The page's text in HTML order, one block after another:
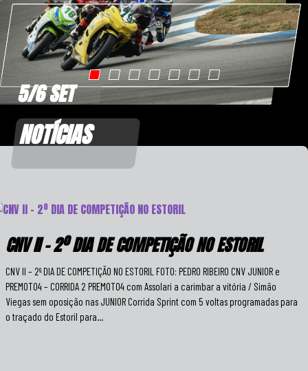
5/6 SET
NOTÍCIAS
CNV II – 2º DIA DE COMPETIÇÃO NO ESTORIL
CNV II – 2º DIA DE COMPETIÇÃO NO ESTORIL FOTO: PEDRO RIBEIRO CNV JUNIOR e
PREMOTO4 – CORRIDA 2 PREMOTO4 com Assolari a carimbar a vitória / Simão
Viegas sem oposição nas JUNIOR Corrida Sprint com 5 voltas programadas para
o traçado do Estoril para...